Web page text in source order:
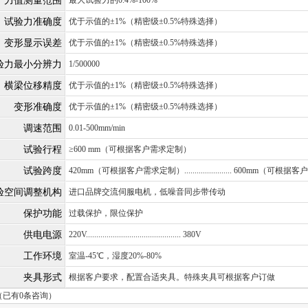
试验力准确度 优于示值的±1%（精密级±0.5%特殊选择）
变形显示误差 优于示值的±1%（精密级±0.5%特殊选择）
力最小分辨力 1/500000
横梁位移精度 优于示值的±1%（精密级±0.5%特殊选择）
变形准确度 优于示值的±1%（精密级±0.5%特殊选择）
调速范围 0.01-500mm/min
试验行程 ≥600 mm（可根据客户需求定制）
试验跨度 420mm（可根据客户需求定制）....................... 600mm（可根据客户
空间调整机构 进口品牌交流伺服电机，低噪音同步带传动
保护功能 过载保护，限位保护
供电电源 220V.............................................. 380V
工作环境 室温-45℃，湿度20%-80%
夹具形式
根据客户要求，配置合适夹具。特殊夹具可根据客户订做
已有0条咨询）